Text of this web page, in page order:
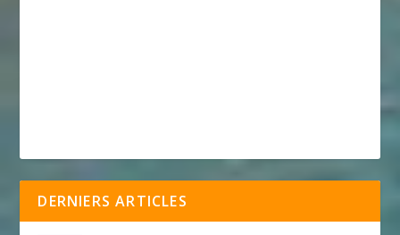
DERNIERS ARTICLES